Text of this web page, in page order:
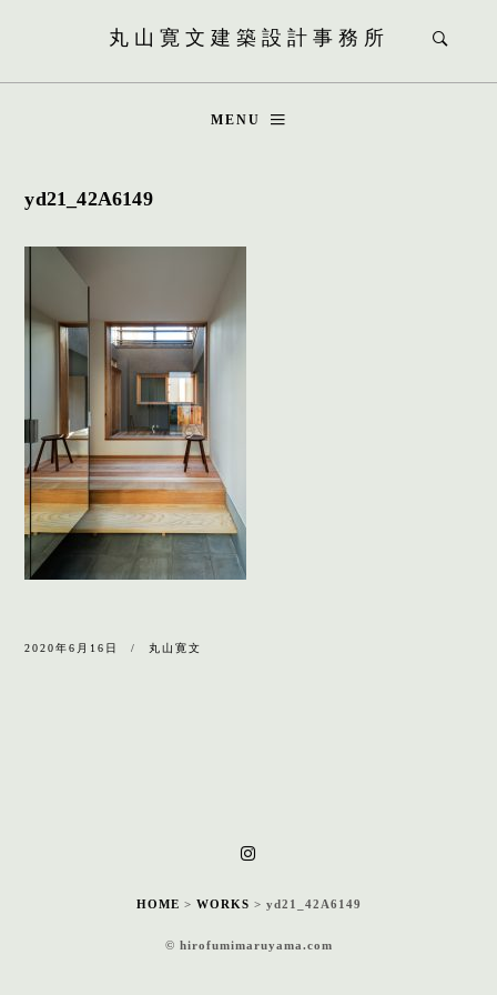
丸山寛文建築設計事務所
MENU
yd21_42A6149
2020年6月16日 丸山寛文
HOME > WORKS > yd21_42A6149
© hirofumimaruyama.com